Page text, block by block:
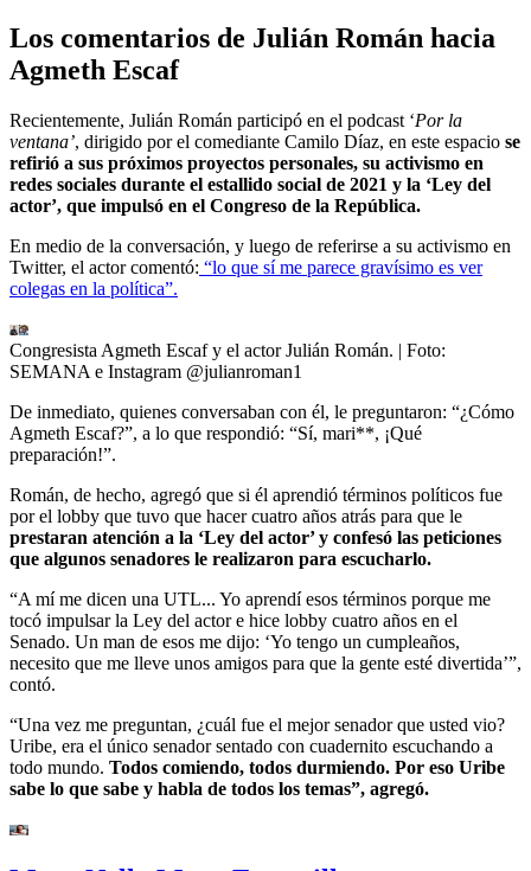
Los comentarios de Julián Román hacia
Agmeth Escaf
Recientemente, Julián Román participó en el podcast ‘Por la
ventana’, dirigido por el comediante Camilo Díaz, en este espacio se
refirió a sus próximos proyectos personales, su activismo en
redes sociales durante el estallido social de 2021 y la ‘Ley del
actor’, que impulsó en el Congreso de la República.
En medio de la conversación, y luego de referirse a su activismo en
Twitter, el actor comentó: “lo que sí me parece gravísimo es ver
colegas en la política”.
Congresista Agmeth Escaf y el actor Julián Román. | Foto:
SEMANA e Instagram @julianroman1
De inmediato, quienes conversaban con él, le preguntaron: “¿Cómo
Agmeth Escaf?”, a lo que respondió: “Sí, mari**, ¡Qué
preparación!”.
Román, de hecho, agregó que si él aprendió términos políticos fue
por el lobby que tuvo que hacer cuatro años atrás para que le
prestaran atención a la ‘Ley del actor’ y confesó las peticiones
que algunos senadores le realizaron para escucharlo.
“A mí me dicen una UTL... Yo aprendí esos términos porque me
tocó impulsar la Ley del actor e hice lobby cuatro años en el
Senado. Un man de esos me dijo: ‘Yo tengo un cumpleaños,
necesito que me lleve unos amigos para que la gente esté divertida’”,
contó.
“Una vez me preguntan, ¿cuál fue el mejor senador que usted vio?
Uribe, era el único senador sentado con cuadernito escuchando a
todo mundo. Todos comiendo, todos durmiendo. Por eso Uribe
sabe lo que sabe y habla de todos los temas”, agregó.